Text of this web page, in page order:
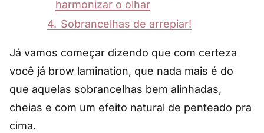
harmonizar o olhar
4. Sobrancelhas de arrepiar!
Já vamos começar dizendo que com certeza
você já brow lamination, que nada mais é do
que aquelas sobrancelhas bem alinhadas,
cheias e com um efeito natural de penteado pra
cima.